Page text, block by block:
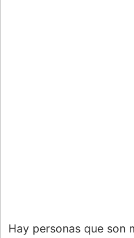
Hay personas que son